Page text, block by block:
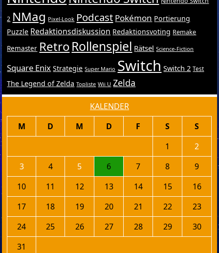
2 NMag Pixel-Look Podcast Pokémon Portierung
Puzzle Redaktionsdiskussion Redaktionsvoting Remake
Remaster RetroRollenspiel Rätsel Science-Fiction
Square Enix Strategie Super Mario Switch Switch 2 Test
The Legend of Zelda Topliste Wii U Zelda
KALENDER
M D M D F S
S
1
2
3
4 5 6 7 8
9
10
11 12 13 14 15
16
17
18 19 20 21 22
23
24
25 26 27 28 29
30
31